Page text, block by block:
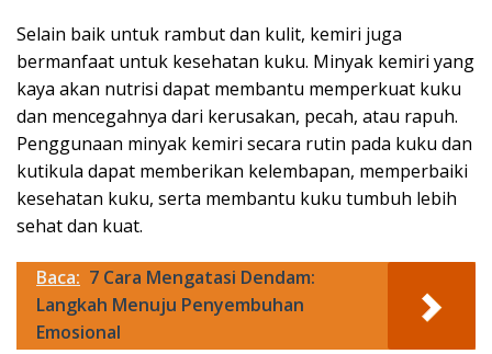
Selain baik untuk rambut dan kulit, kemiri juga
bermanfaat untuk kesehatan kuku. Minyak kemiri yang
kaya akan nutrisi dapat membantu memperkuat kuku
dan mencegahnya dari kerusakan, pecah, atau rapuh.
Penggunaan minyak kemiri secara rutin pada kuku dan
kutikula dapat memberikan kelembapan, memperbaiki
kesehatan kuku, serta membantu kuku tumbuh lebih
sehat dan kuat.
Baca: 7 Cara Mengatasi Dendam:
Langkah Menuju Penyembuhan
Emosional